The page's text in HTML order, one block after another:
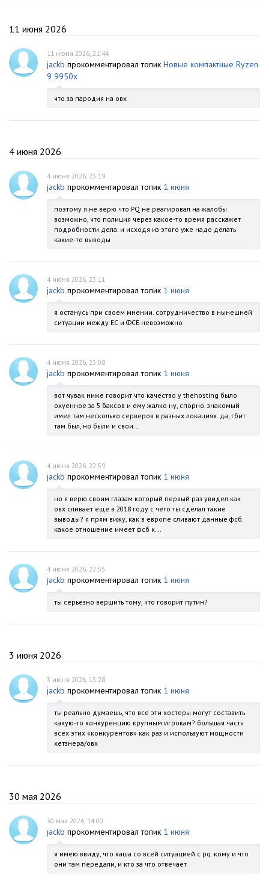
11 июня 2026
11 июня 2026, 21:44
jackb прокомментировал топик Новые компактные Ryzen
9 9950x
что за пародия на овх
4 июня 2026
4 июня 2026, 23:19
jackb прокомментировал топик 1 июня
поэтому я не верю что PQ не реагировал на жалобы
возможно, что полиция через какое-то время расскажет
подробности дела. и исходя из этого уже надо делать
какие-то выводы
4 июня 2026, 23:11
jackb прокомментировал топик 1 июня
я останусь при своем мнении. сотрудничество в нынешней
ситуации между ЕС и ФСБ невозможно
4 июня 2026, 23:08
jackb прокомментировал топик 1 июня
вот чувак ниже говорит что качество у thehosting было
охуенное за 5 баксов и ему жалко ну, спорно. знакомый
имел там несколько серверов в разных локациях. да, гбит
там был, но были и свои...
4 июня 2026, 22:59
jackb прокомментировал топик 1 июня
но я верю своим глазам который первый раз увидел как
овх сливает еще в 2018 году с чего ты сделал такие
выводы? я прям вижу, как в европе сливают данные фсб.
какое отношение имеет фсб к...
4 июня 2026, 22:55
jackb прокомментировал топик 1 июня
ты серьезно вершить тому, что говорит путин?
3 июня 2026
3 июня 2026, 13:28
jackb прокомментировал топик 1 июня
ты реально думаешь, что все эти хостеры могут составить
какую-то конкуренцию крупным игрокам? большая часть
всех этих «конкурентов» как раз и используют мощности
хетзнера/овх
30 мая 2026
30 мая 2026, 14:00
jackb прокомментировал топик 1 июня
я имею ввиду, что каша со всей ситуацией с pq. кому и что
они там передали, и кто за что отвечает